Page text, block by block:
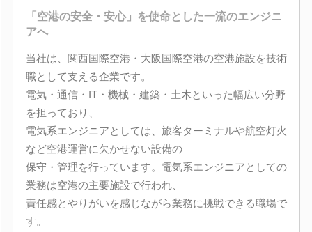
「空港の安全・安心」を使命とした一流のエンジニ
アへ
当社は、関西国際空港・大阪国際空港の空港施設を技術
職として支える企業です。
電気・通信・IT・機械・建築・土木といった幅広い分野
を担っており、
電気系エンジニアとしては、旅客ターミナルや航空灯火
など空港運営に欠かせない設備の
保守・管理を行っています。電気系エンジニアとしての
業務は空港の主要施設で行われ、
責任感とやりがいを感じながら業務に挑戦できる職場で
す。